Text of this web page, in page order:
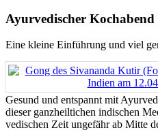
Ayurvedischer Kochabend
Eine kleine Einführung und viel
Gesund und entspannt mit
dieser ganzheiltichen indischen
vedischen Zeit ungefähr ab Mitte